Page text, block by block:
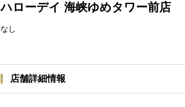
ハローデイ 海峡ゆめタワー前店
なし
店舗詳細情報